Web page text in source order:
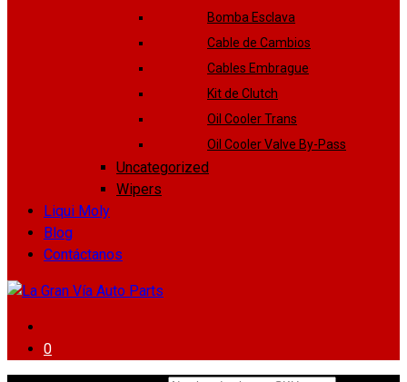
Bomba Esclava
Cable de Cambios
Cables Embrague
Kit de Clutch
Oil Cooler Trans
Oil Cooler Valve By-Pass
Uncategorized
Wipers
Liqui Moly
Blog
Contáctanos
0